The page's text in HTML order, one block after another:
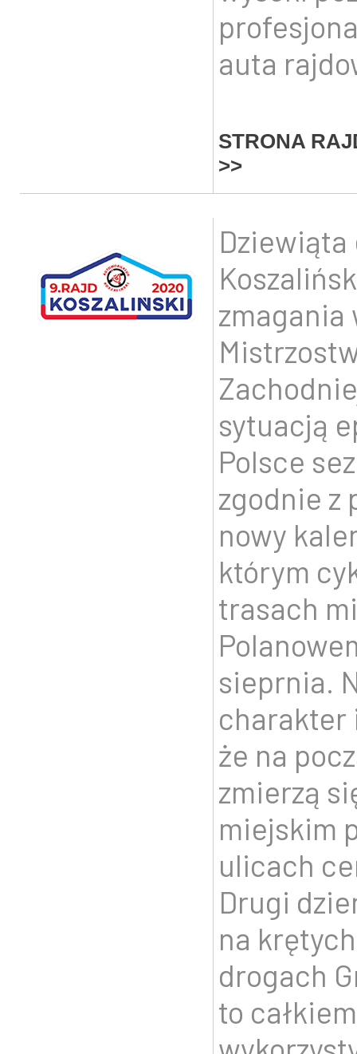
auta
STRONA
>>
Dziewiąta
zmagania
sytuacją
Polsce
zgodnie z
nowy
którym
trasach
sieprnia.
charakter
że na
zmierzą
miejskim
ulicach
Drugi
na
drogach
to